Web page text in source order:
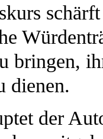
bringen,
dienen.
der